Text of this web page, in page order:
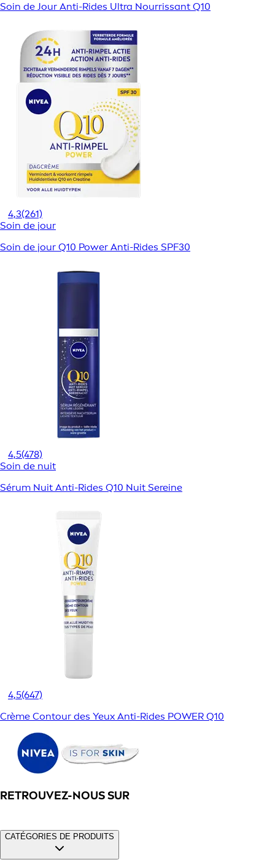
Soin de Jour Anti-Rides Ultra Nourrissant Q10
4,3(261)
Soin de jour
Soin de jour Q10 Power Anti-Rides SPF30
4,5(478)
Soin de nuit
Sérum Nuit Anti-Rides Q10 Nuit Sereine
4,5(647)
Crème Contour des Yeux Anti-Rides POWER Q10
RETROUVEZ-NOUS SUR
CATÉGORIES DE PRODUITS